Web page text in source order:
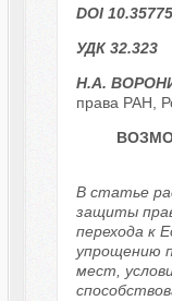
DOI
УДК 32.323
Н.А.
права РАН,
В статье
защиты
перехода к
упрощению
мест,